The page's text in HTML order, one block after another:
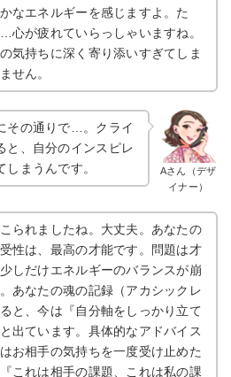
なエネルギーを感じますよ。た
心が疲れていらっしゃいますね。
気持ちに深く寄り添いすぎてしま
せん。
Aさん（デザ
イナー）
その通りで…。クライ
と、自分のインスピレ
まうんです。
られましたね。大丈夫。あなたの
性は、最高の才能です。問題は才
しだけエネルギーのバランスが崩
あなたの魂の記録（アカシックレ
と、今は『自分軸をしっかり立て
出ています。具体的なアドバイス
お相手の気持ちを一度受け止めた
これは相手の課題、これは私の課